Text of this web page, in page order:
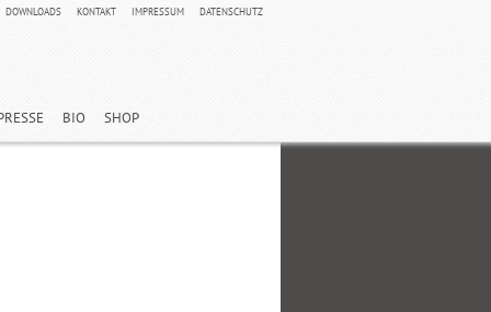
DOWNLOADS KONTAKT IMPRESSUM DATENSCHUTZ
BIO SHOP